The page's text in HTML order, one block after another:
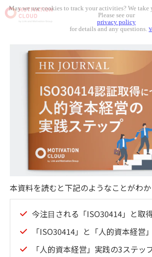
本資料を読むと下記のようなことがわか
今注⽬される「ISO30414」と取
「ISO30414」と「⼈的資本経営
「⼈的資本経営」実践の3ステッ
May we use cookies to track your activities? We
Please see our
privacy policy
for details and any questions.